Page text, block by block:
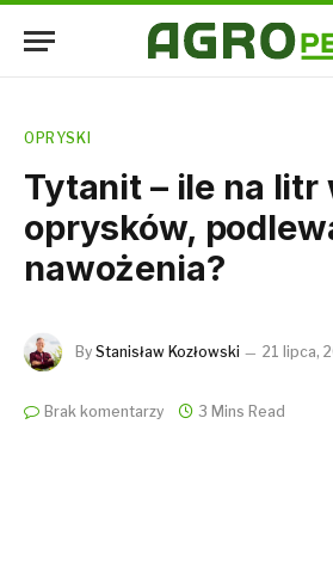
OPRYSKI
Tytanit – ile na litr
oprysków,
nawożenia?
By Stanisław Kozłowski 21 lipca,
Brak komentarzy 3 Mins Read